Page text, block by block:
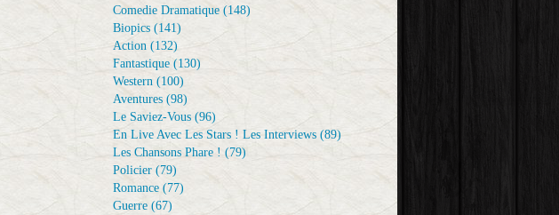
Comedie Dramatique (148)
Biopics (141)
Action (132)
Fantastique (130)
Western (100)
Aventures (98)
Le Saviez-Vous (96)
En Live Avec Les Stars ! Les Interviews (89)
Les Chansons Phare ! (79)
Policier (79)
Romance (77)
Guerre (67)